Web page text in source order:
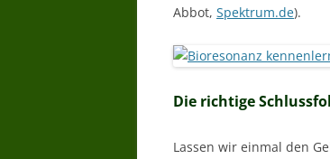
Abbot, Spektrum.de).
Die richtige
Lassen wir einmal den